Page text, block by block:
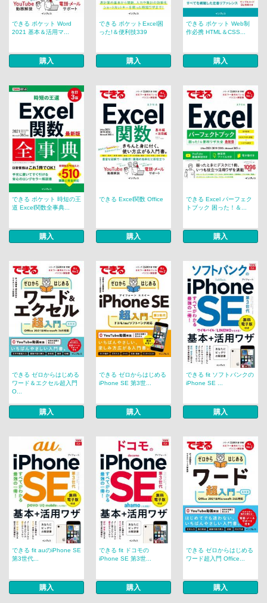
できる ポケット Word
2021 基本＆活用マ...
購入
できる ポケットExcel困
った!＆便利技339
購入
できる ポケット Web制
作必携 HTML＆CSS...
購入
できる ポケット 時短の王
道 Excel関数全事典...
購入
できる Excel関数 Office
購入
できる Excel パーフェク
トブック 困った！＆...
購入
できる ゼロからはじめる
ワード＆エクセル超入門
O...
購入
できる ゼロからはじめる
iPhone SE 第3世...
購入
できる fit ソフトバンクの
iPhone SE ...
購入
できる fit auのiPhone SE
第3世代...
購入
できる fit ドコモの
iPhone SE 第3世...
購入
できる ゼロからはじめる
ワード超入門 Office...
購入